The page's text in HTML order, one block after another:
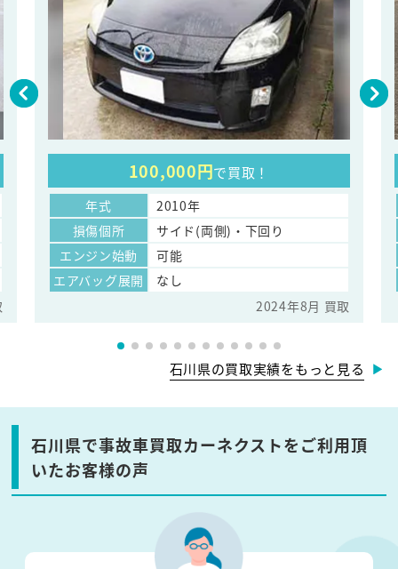
100,000円で買取！
年式
2010年
損傷個所
サイド(両側)・下回り
エンジン始動
可能
エアバッグ展開
なし
2024年8月 買取
石川県の買取実績をもっと見る
石川県で事故車買取カーネクストをご利用頂
いたお客様の声